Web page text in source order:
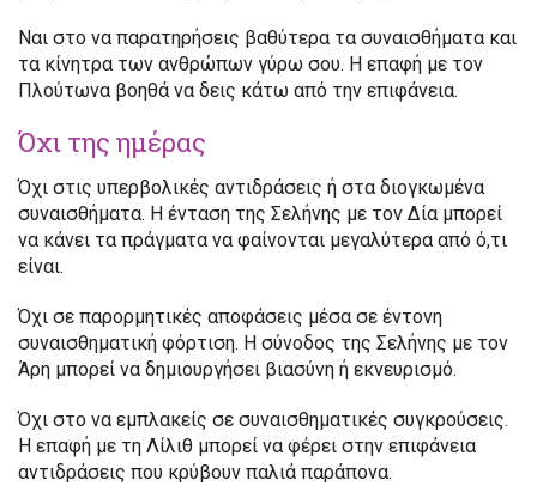
Ναι στο να παρατηρήσεις βαθύτερα τα συναισθήματα και
τα κίνητρα των ανθρώπων γύρω σου. Η επαφή με τον
Πλούτωνα βοηθά να δεις κάτω από την επιφάνεια.
Όχι της ημέρας
Όχι στις υπερβολικές αντιδράσεις ή στα διογκωμένα
συναισθήματα. Η ένταση της Σελήνης με τον Δία μπορεί
να κάνει τα πράγματα να φαίνονται μεγαλύτερα από ό,τι
είναι.
Όχι σε παρορμητικές αποφάσεις μέσα σε έντονη
συναισθηματική φόρτιση. Η σύνοδος της Σελήνης με τον
Άρη μπορεί να δημιουργήσει βιασύνη ή εκνευρισμό.
Όχι στο να εμπλακείς σε συναισθηματικές συγκρούσεις.
Η επαφή με τη Λίλιθ μπορεί να φέρει στην επιφάνεια
αντιδράσεις που κρύβουν παλιά παράπονα.